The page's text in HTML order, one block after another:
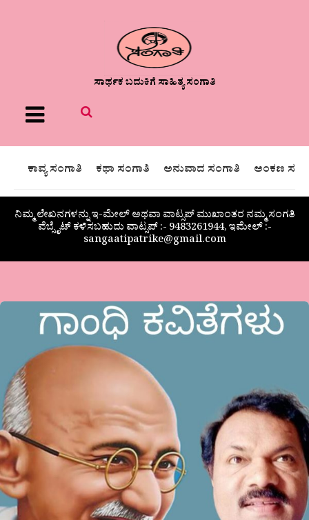
ಸಾರ್ಥಕ ಬದುಕಿಗೆ ಸಾಹಿತ್ಯ ಸಂಗಾತಿ
Menu
ಕಾವ್ಯ ಸಂಗಾತಿ ಕಥಾ ಸಂಗಾತಿ ಅನುವಾದ ಸಂಗಾತಿ ಅಂಕಣ
ನಿಮ್ಮ ಲೇಖನಗಳನ್ನು ಇ-ಮೇಲ್ ಅಥವಾ ವಾಟ್ಸಪ್ ಮುಖಾಂತರ ನಮ್ಮ ಸಂಗತಿ
ವೆಬ್ಸೈಟ್ ಕಳಿಸಬಹುದು ವಾಟ್ಸಪ್‌ :- 9483261944, ಇಮೇಲ್ :-
sangaatipatrike@gmail.com